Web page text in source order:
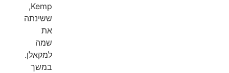
Kemp,
ששינתה
את
שמה
למקאלן.
במשך